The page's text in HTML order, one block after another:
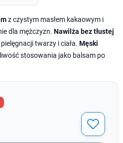
z czystym masłem kakaowym i
dla mężczyzn. Nawilża bez tłustej
twarzy i ciała. Męski
stosowania jako balsam po